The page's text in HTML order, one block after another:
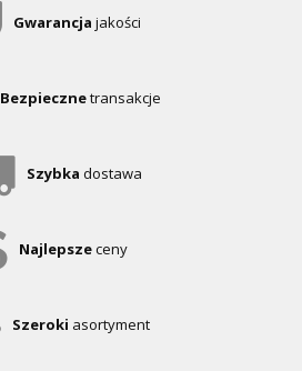
Gwarancja jakości
Bezpiecznetransakcje
Szybka dostawa
Najlepszeceny
Szeroki asortyment